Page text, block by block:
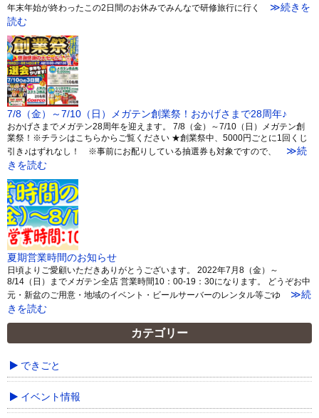
年末年始が終わったこの2日間のお休みでみんなで研修旅行に行く
≫続きを
読む
7/8（金）～7/10（日）メガテン創業祭！おかげさまで28周年♪
おかげさまでメガテン28周年を迎えます。 7/8（金）～7/10（日）メガテン創
業祭！※チラシはこちらからご覧ください ★創業祭中、5000円ごとに1回くじ
引き♪はずれなし！ ※事前にお配りしている抽選券も対象ですので、
≫続
きを読む
夏期営業時間のお知らせ
日頃よりご愛顧いただきありがとうございます。 2022年7月8（金）～
8/14（日）までメガテン全店 営業時間10：00-19：30になります。 どうぞお中
元・新盆のご用意・地域のイベント・ビールサーバーのレンタル等ごゆ
≫続
きを読む
カテゴリー
できごと
イベント情報